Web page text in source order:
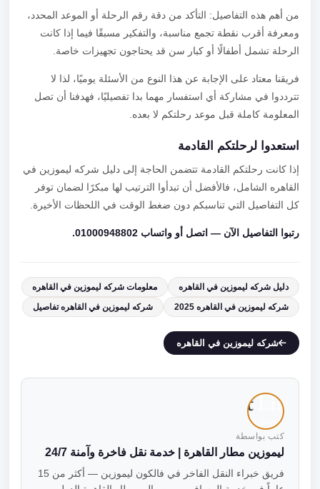
من أهم هذه التفاصيل: التأكد من دقة رقم الرحلة أو الموعد المحدد،
ومعرفة أقرب نقطة تجمع مناسبة، والتفكير مسبقًا فيما إذا كانت
الرحلة تشمل أطفالًا أو كبار سن قد يحتاجون تجهيزات خاصة.
فريقنا معتاد على الإجابة عن هذا النوع من الأسئلة يوميًا، لذا لا
تترددوا في مشاركة أي استفسار مهما بدا تفصيليًا، فهدفنا أن تصل
المعلومة كاملة قبل موعد رحلتكم لا بعده.
استعدوا لرحلتكم القادمة
إذا كانت رحلتكم القادمة تتضمن الحاجة إلى دليل شركه ليموزين في
القاهره الشامل، فالأفضل أن تبدأوا الترتيب لها مبكرًا لضمان توفر
كل التفاصيل التي تناسبكم دون ضغط الوقت في اللحظات الأخيرة.
رتبوا التفاصيل الآن — اتصل أو واتساب 01000948802.
دليل شركه ليموزين في القاهره
معلومات شركه ليموزين في القاهره
شركه ليموزين في القاهره 2025
شركه ليموزين في القاهره تفاصيل
شركه ليموزين في القاهره
كتب بواسطة
ليموزين مطار القاهرة | خدمة نقل فاخرة وآمنة 24/7
فريق خبراء النقل الفاخر في فالكون ليموزين — أكثر من 15